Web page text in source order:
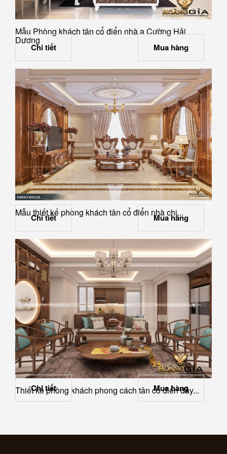
Mẫu Phòng khách tân cổ điển nhà a Cường Hải
Dương
Chi tiết Mua hàng
Mẫu thiết kế phòng khách tân cổ điển nhà chị...
Chi tiết Mua hàng
Thiết kế phòng khách phong cách tân cổ điển đầy...
Chi tiết Mua hàng